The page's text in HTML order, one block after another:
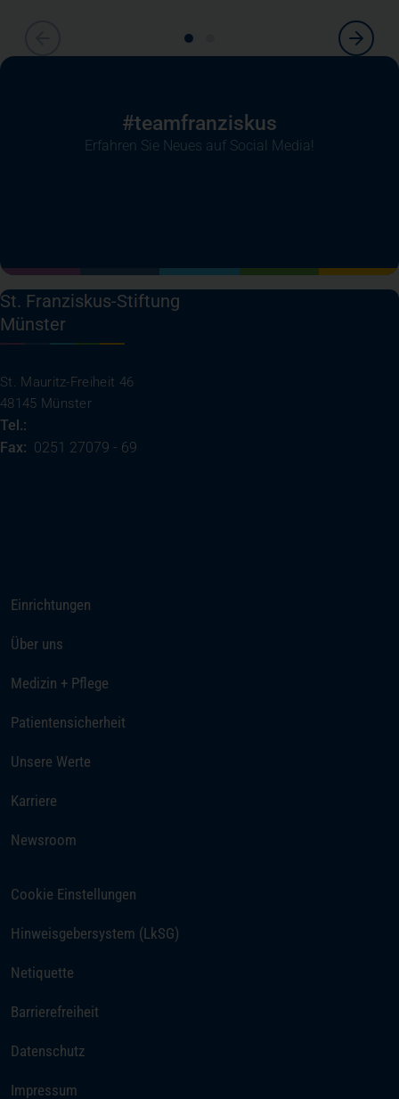
#teamfranziskus
Erfahren Sie Neues auf Social Media!
St. Franziskus-Stiftung
Münster
St. Mauritz-Freiheit 46
48145 Münster
Tel.:
Fax: 0251 27079 - 69
Einrichtungen
Über uns
Medizin + Pflege
Patientensicherheit
Unsere Werte
Karriere
Newsroom
Cookie Einstellungen
Hinweisgebersystem (LkSG)
Netiquette
Barrierefreiheit
Datenschutz
Impressum